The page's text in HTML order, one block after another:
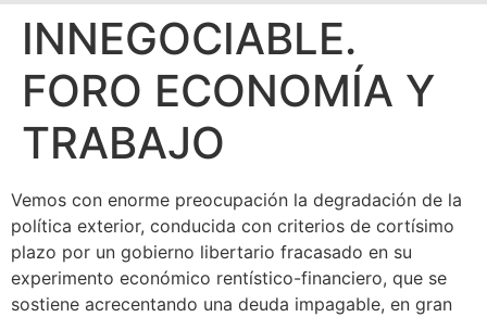
INNEGOCIABLE.
FORO ECONOMÍA Y
TRABAJO
Vemos con enorme preocupación la degradación de la
política exterior, conducida con criterios de cortísimo
plazo por un gobierno libertario fracasado en su
experimento económico rentístico-financiero, que se
sostiene acrecentando una deuda impagable, en gran